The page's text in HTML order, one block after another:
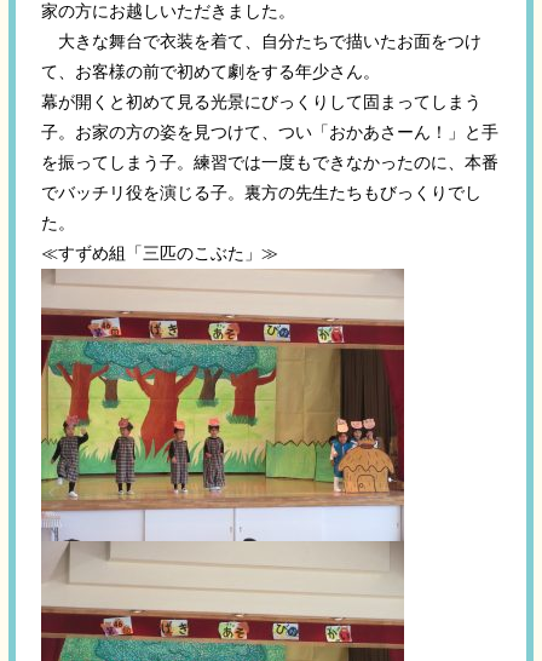
家の方にお越しいただきました。
大きな舞台で衣装を着て、自分たちで描いたお面をつけ
て、お客様の前で初めて劇をする年少さん。
幕が開くと初めて見る光景にびっくりして固まってしまう
子。お家の方の姿を見つけて、つい「おかあさーん！」と手
を振ってしまう子。練習では一度もできなかったのに、本番
でバッチリ役を演じる子。裏方の先生たちもびっくりでし
た。
≪すずめ組「三匹のこぶた」≫